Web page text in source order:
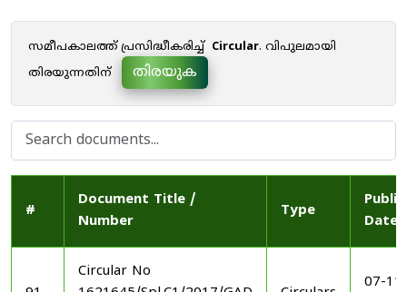
സമീപകാലത്ത് പ്രസിദ്ധീകരിച്ച് Circular. വിപുലമായി
തിരയുന്നതിന്
തിരയുക
#
Document Title /
Number
Type
Date
Circular No
07-11-